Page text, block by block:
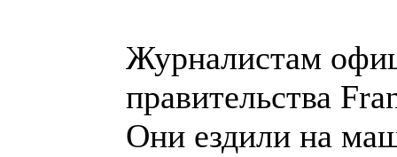
Журналистам
правительства
Они ездили на